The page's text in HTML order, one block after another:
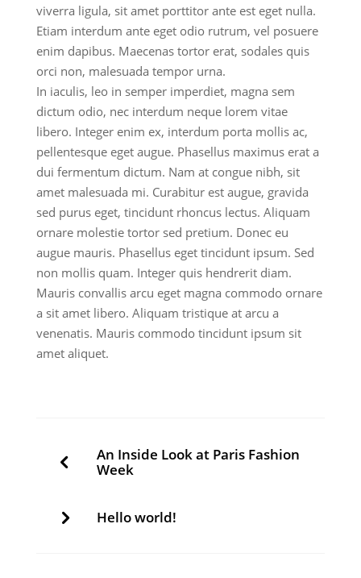
viverra ligula, sit amet porttitor ante est eget nulla.
Etiam interdum ante eget odio rutrum, vel posuere
enim dapibus. Maecenas tortor erat, sodales quis
orci non, malesuada tempor urna.
In iaculis, leo in semper imperdiet, magna sem
dictum odio, nec interdum neque lorem vitae
libero. Integer enim ex, interdum porta mollis ac,
pellentesque eget augue. Phasellus maximus erat a
dui fermentum dictum. Nam at congue nibh, sit
amet malesuada mi. Curabitur est augue, gravida
sed purus eget, tincidunt rhoncus lectus. Aliquam
ornare molestie tortor sed pretium. Donec eu
augue mauris. Phasellus eget tincidunt ipsum. Sed
non mollis quam. Integer quis hendrerit diam.
Mauris convallis arcu eget magna commodo ornare
a sit amet libero. Aliquam tristique at arcu a
venenatis. Mauris commodo tincidunt ipsum sit
amet aliquet.
An Inside Look at Paris Fashion
Week
Hello world!